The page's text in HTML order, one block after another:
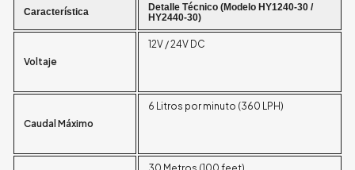
Característica
Detalle Técnico (Modelo HY1240-30 /
HY2440-30)
Voltaje
12V / 24V DC
Caudal Máximo
6 Litros por minuto (360 LPH)